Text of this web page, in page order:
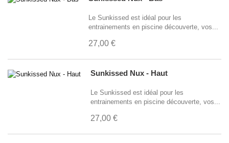
Le Sunkissed est idéal pour les
entrainements en piscine découverte, vos...
27,00 €
Sunkissed Nux - Haut
Le Sunkissed est idéal pour les
entrainements en piscine découverte, vos...
27,00 €